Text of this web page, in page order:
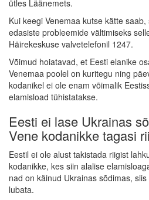
ütles Läänemets.
Kui keegi Venemaa kutse kätte
edasiste probleemide vältimiseks
Häirekeskuse valvetelefonil 1247.
Võimud hoiatavad, et Eesti elanike
Venemaa poolel on kuritegu ning
kodanikel ei ole enam võimalik
elamisload tühistatakse.
Eesti ei lase Ukrainas
Vene kodanikke tagasi
Eestil ei ole alust takistada riigist
kodanikke, kes siin alalise
nad on käinud Ukrainas sõdimas,
lubata.